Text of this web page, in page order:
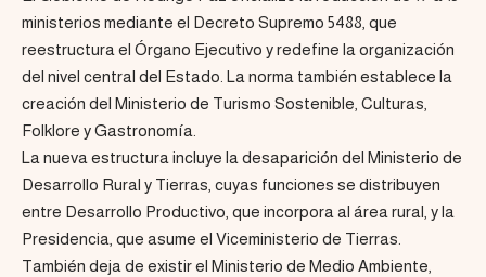
ministerios mediante el Decreto Supremo 5488, que
reestructura el Órgano Ejecutivo y redefine la organización
del nivel central del Estado. La norma también establece la
creación del Ministerio de Turismo Sostenible, Culturas,
Folklore y Gastronomía.
La nueva estructura incluye la desaparición del Ministerio de
Desarrollo Rural y Tierras, cuyas funciones se distribuyen
entre Desarrollo Productivo, que incorpora al área rural, y la
Presidencia, que asume el Viceministerio de Tierras.
También deja de existir el Ministerio de Medio Ambiente,